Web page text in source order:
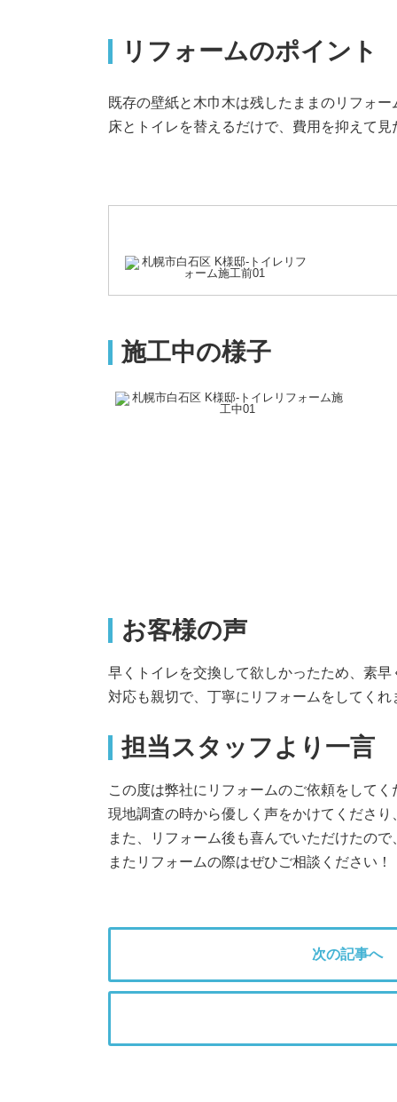
リフォームのポイント
既存の壁紙と木巾木は残したままのリフォー
床とトイレを替えるだけで、費用を抑えて
施工中の様子
お客様の声
早くトイレを交換して欲しかったため、素
対応も親切で、丁寧にリフォームをしてくれ
担当スタッフより一言
この度は弊社にリフォームのご依頼をして
現地調査の時から優しく声をかけてくださ
また、リフォーム後も喜んでいただけたの
またリフォームの際はぜひご相談ください！
次の記事へ